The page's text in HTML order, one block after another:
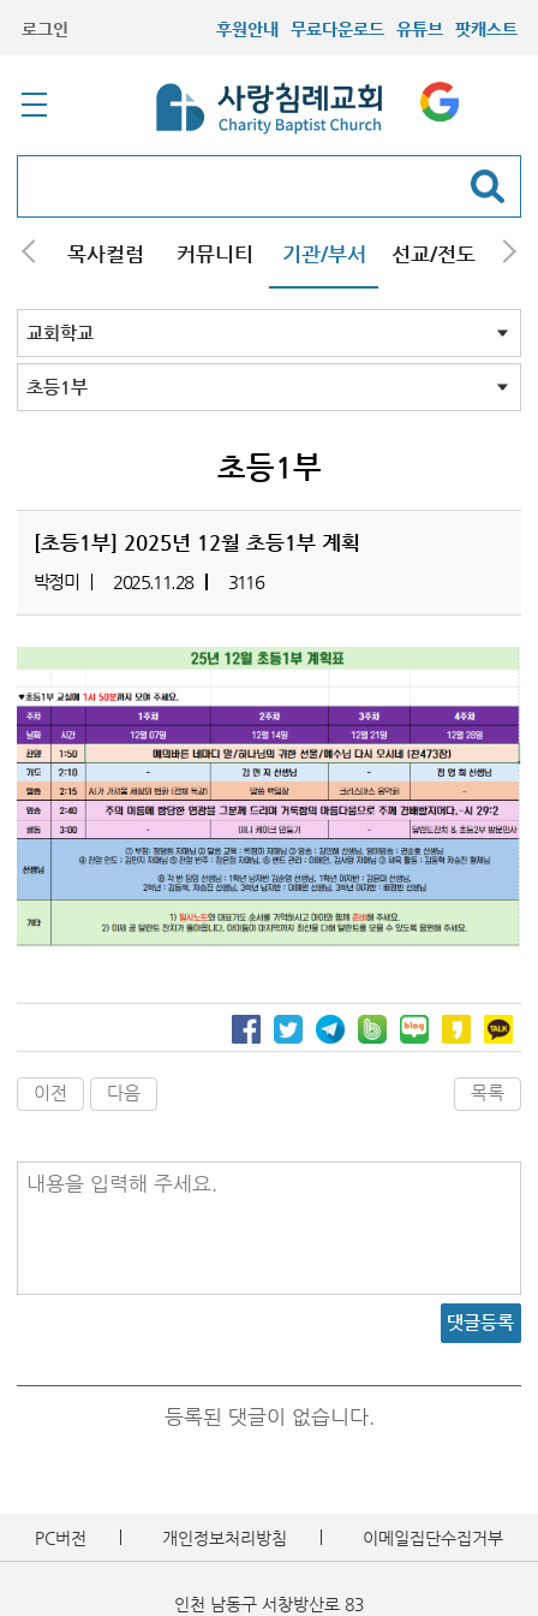
로그인 후원안내 무료다운로드 유튜브 팟캐스트
해 목사컬럼 커뮤니티 기관/부서 선교/전도 질
교회학교
청년부
청장년부
형제모임
자매모임
기타모임
어르신모임
영재과학반
신학원
교회학교 전체
유치부
초등1부
초등1부
[초등1부] 2025년 12월 초등1부 계획
박정미 2025.11.28 3116
이전 다음 목록
내용을 입력해 주세요.
댓글등록
등록된 댓글이 없습니다.
PC버전 개인정보처리방침 이메일집단수집거부
인천 남동구 서창방산로 83